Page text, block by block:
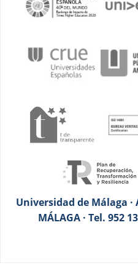
Universidad de Málaga ·
MÁLAGA · Tel. 952